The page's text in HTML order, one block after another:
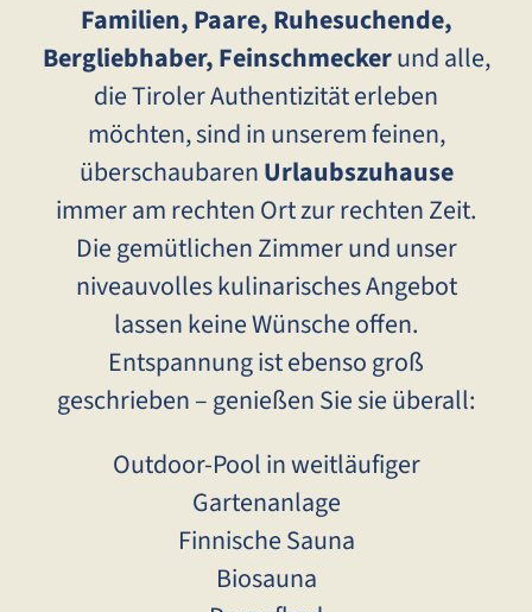
Familien, Paare, Ruhesuchende,
Bergliebhaber, Feinschmeckerund alle,
die Tiroler Authentizität erleben
möchten, sind in unserem feinen,
überschaubarenUrlaubszuhause
immer am rechten Ort zur rechten Zeit.
Die gemütlichen Zimmer und unser
niveauvolles kulinarisches Angebot
lassen keine Wünsche offen.
Entspannung ist ebenso groß
geschrieben – genießen Sie sie überall:
Outdoor-Pool in weitläufiger
Gartenanlage
Finnische Sauna
Biosauna